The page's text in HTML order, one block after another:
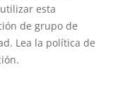
esta
de grupo de
Lea la política de